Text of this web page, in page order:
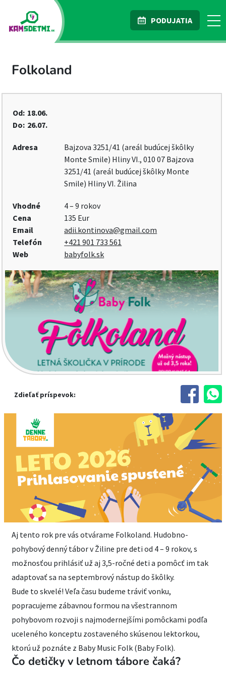
PODUJATIA
Folkoland
Od: 18.06.
Do: 26.07.
Adresa
Bajzova 3251/41 (areál budúcej škôlky
Monte Smile) Hliny VI., 010 07 Bajzova
3251/41 (areál budúcej škôlky Monte
Smile) Hliny VI. Žilina
Vhodné
4 – 9 rokov
Cena
135 Eur
Email
adii.kontinova@gmail.com
Telefón
+421 901 733 561
Web
babyfolk.sk
Zdieľať príspevok:
Aj tento rok pre vás otvárame Folkoland. Hudobno-
pohybový denný tábor v Žiline pre deti od 4 – 9 rokov, s
možnosťou prihlásiť už aj 3,5-ročné deti a pomôcť im tak
adaptovať sa na septembrový nástup do škôlky.
Bude to skvelé! Veľa času budeme tráviť vonku,
popracujeme zábavnou formou na všestrannom
pohybovom rozvoji s najmodernejšími pomôckami podľa
uceleného konceptu zostaveného skúsenou lektorkou,
ktorú už poznáte z Baby Music Folk (Baby Folk).
Čo detičky v letnom tábore čaká?